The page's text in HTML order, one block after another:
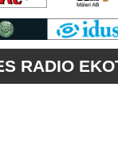
RADIO